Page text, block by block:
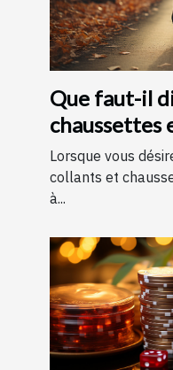
Que faut-il
chaussettes
contention ?
Lorsque vous
collants et
à...